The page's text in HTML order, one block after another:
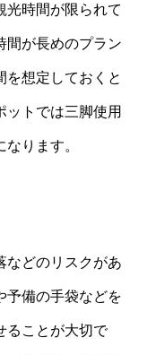
光時間が限られて
間が長めのプラン
を想定しておくと
ットでは三脚使用
ります。
などのリスクがあ
予備の手袋などを
ることが大切で